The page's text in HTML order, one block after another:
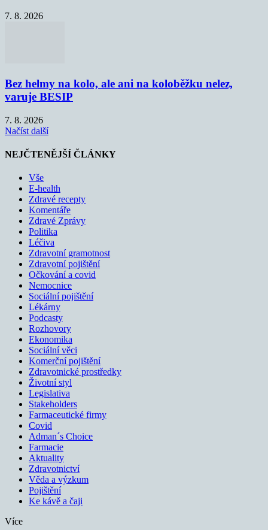
7. 8. 2026
Bez helmy na kolo, ale ani na koloběžku nelez,
varuje BESIP
7. 8. 2026
Načíst další
NEJČTENĚJŠÍ ČLÁNKY
Vše
E-health
Zdravé recepty
Komentáře
Zdravé Zprávy
Politika
Léčiva
Zdravotní gramotnost
Zdravotní pojištění
Očkování a covid
Nemocnice
Sociální pojištění
Lékárny
Podcasty
Rozhovory
Ekonomika
Sociální věci
Komerční pojištění
Zdravotnické prostředky
Životní styl
Legislativa
Stakeholders
Farmaceutické firmy
Covid
Adman´s Choice
Farmacie
Aktuality
Zdravotnictví
Věda a výzkum
Pojištění
Ke kávě a čaji
Více